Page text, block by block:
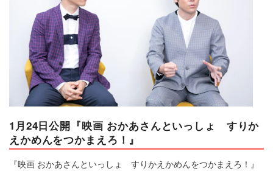
1月24日公開『映画 おかあさんといっしょ すりか
えかめんをつかまえろ！』
『映画 おかあさんといっしょ すりかえかめんをつかまえろ！』